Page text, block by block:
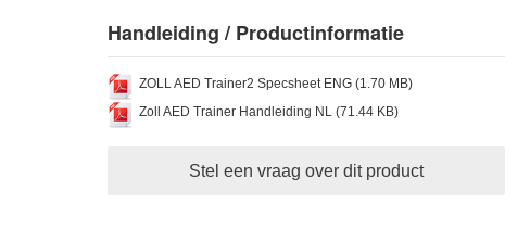
Handleiding / Productinformatie
ZOLL AED Trainer2 Specsheet ENG (1.70 MB)
Zoll AED Trainer Handleiding NL (71.44 KB)
Stel een vraag over dit product